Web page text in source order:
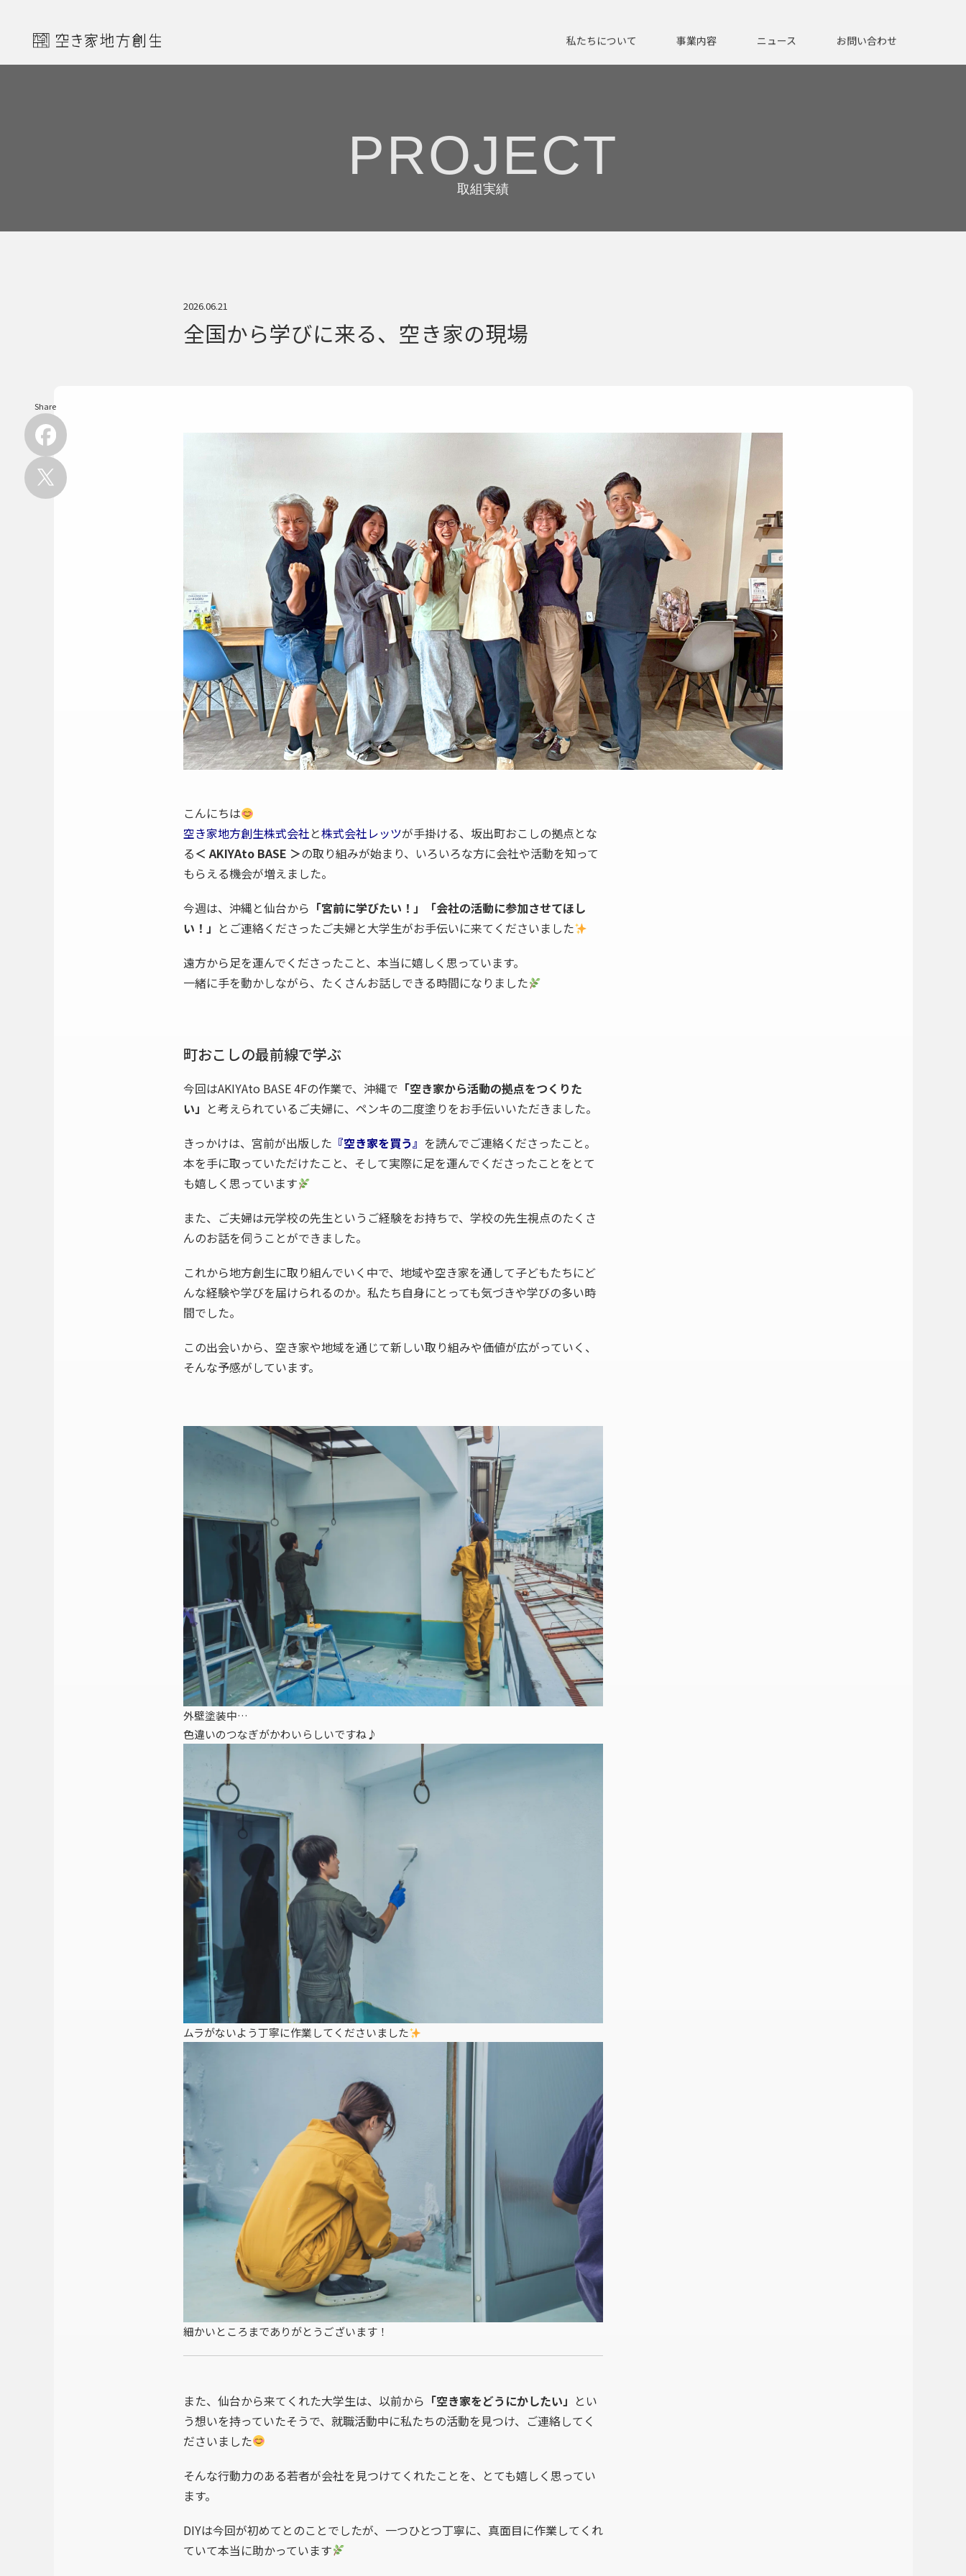
私たちについて 事業内容 ニュース お問い合わせ
PROJECT
取組実績
2026.06.21
全国から学びに来る、空き家の現場
Share
こんにちは
空き家地方創生株式会社と株式会社レッツが手掛ける、坂出町おこしの拠点とな
る＜ AKIYAto BASE ＞の取り組みが始まり、いろいろな方に会社や活動を知って
もらえる機会が増えました。
今週は、沖縄と仙台から 「宮前に学びたい！」「会社の活動に参加させてほし
い！」 とご連絡くださったご夫婦と大学生がお手伝いに来てくださいました
遠方から足を運んでくださったこと、本当に嬉しく思っています。
一緒に手を動かしながら、たくさんお話しできる時間になりました
町おこしの最前線で学ぶ
今回はAKIYAto BASE 4Fの作業で、沖縄で 「空き家から活動の拠点をつくりた
い」 と考えられているご夫婦に、ペンキの二度塗りをお手伝いいただきました。
きっかけは、宮前が出版した 『空き家を買う』 を読んでご連絡くださったこと。
本を手に取っていただけたこと、そして実際に足を運んでくださったことをとて
も嬉しく思っています
また、ご夫婦は元学校の先生というご経験をお持ちで、学校の先生視点のたくさ
んのお話を伺うことができました。
これから地方創生に取り組んでいく中で、地域や空き家を通して子どもたちにど
んな経験や学びを届けられるのか。私たち自身にとっても気づきや学びの多い時
間でした。
この出会いから、空き家や地域を通じて新しい取り組みや価値が広がっていく、
そんな予感がしています。
外壁塗装中…
色違いのつなぎがかわいらしいですね♪
ムラがないよう丁寧に作業してくださいました
細かいところまでありがとうございます！
また、仙台から来てくれた大学生は、以前から 「空き家をどうにかしたい」 とい
う想いを持っていたそうで、就職活動中に私たちの活動を見つけ、ご連絡してく
ださいました
そんな行動力のある若者が会社を見つけてくれたことを、とても嬉しく思ってい
ます。
DIYは今回が初めてとのことでしたが、一つひとつ丁寧に、真面目に作業してくれ
ていて本当に助かっています